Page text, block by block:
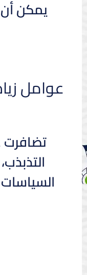
يمكن
عوامل
تضافرت